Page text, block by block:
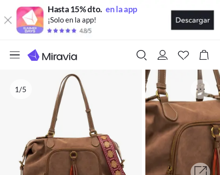
Hasta 15% dto. en la app
¡Solo en la app!
1/5